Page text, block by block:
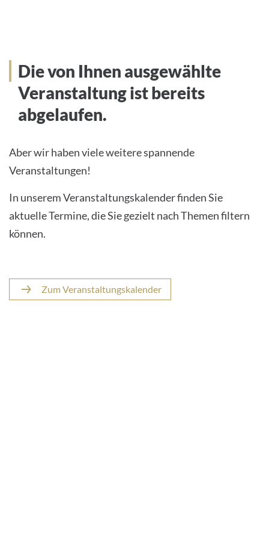
Die von Ihnen ausgewählte
Veranstaltung ist bereits
abgelaufen.
Aber wir haben viele weitere spannende
Veranstaltungen!
In unserem Veranstaltungskalender finden Sie
aktuelle Termine, die Sie gezielt nach Themen filtern
können.
Zum Veranstaltungskalender